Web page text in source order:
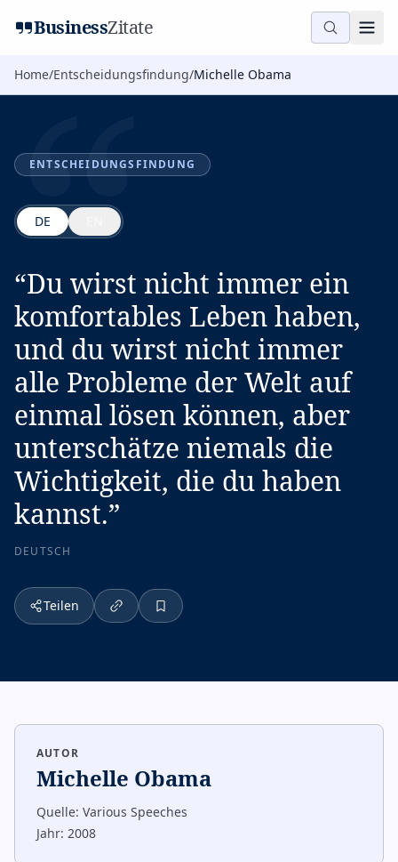
BusinessZitate
Home/Entscheidungsfindung/Michelle Obama
“
ENTSCHEIDUNGSFINDUNG
DE
“Du wirst nicht immer ein
komfortables Leben haben,
und du wirst nicht immer
alle Probleme der Welt auf
einmal lösen können, aber
unterschätze niemals die
Wichtigkeit, die du haben
kannst.”
DEUTSCH
Teilen
AUTOR
Michelle Obama
Quelle: Various Speeches
Jahr: 2008